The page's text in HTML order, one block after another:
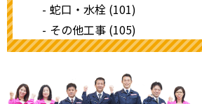
蛇口・水栓 (101)
その他工事 (105)